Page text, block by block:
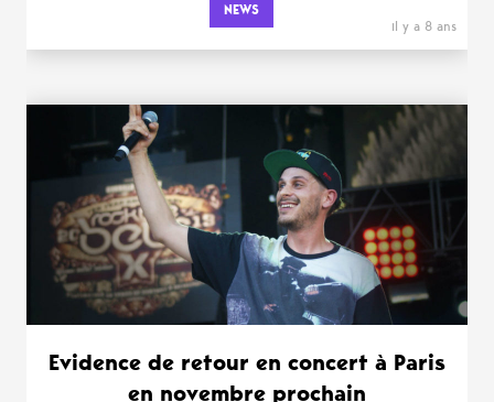
NEWS
il y a 8 ans
Evidence de retour en concert à Paris
en novembre prochain